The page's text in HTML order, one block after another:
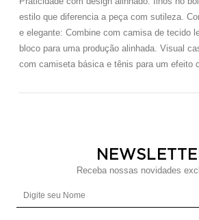
estilo que diferencia a peça com sutileza.
e elegante: Combine com camisa de tecido
bloco para uma produção alinhada. Visual
com camiseta básica e tênis para um efeito
Receba nossas novidades